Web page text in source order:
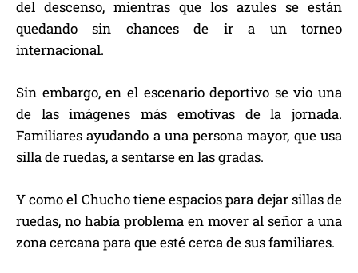
del descenso, mientras que los azules se están
quedando sin chances de ir a un torneo
internacional.
Sin embargo, en el escenario deportivo se vio una
de las imágenes más emotivas de la jornada.
Familiares ayudando a una persona mayor, que usa
silla de ruedas, a sentarse en las gradas.
Y como el Chucho tiene espacios para dejar sillas de
ruedas, no había problema en mover al señor a una
zona cercana para que esté cerca de sus familiares.